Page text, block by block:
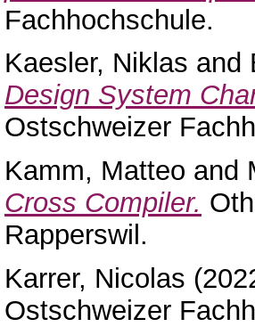
Fachhochschule.
Kaesler, Niklas and
Design System
Ostschweizer
Kamm, Matteo and
Cross Compiler.
Rapperswil.
Karrer, Nicolas
Ostschweizer